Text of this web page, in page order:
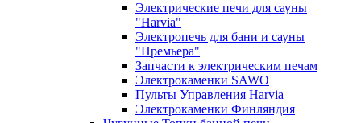
Электрические печи для сауны
"Harvia"
Электропечь для бани и сауны
"Премьера"
Запчасти к электрическим печам
Электрокаменки SAWO
Пульты Управления Harvia
Электрокаменки Финляндия